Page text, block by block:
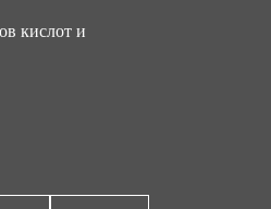
кислот и